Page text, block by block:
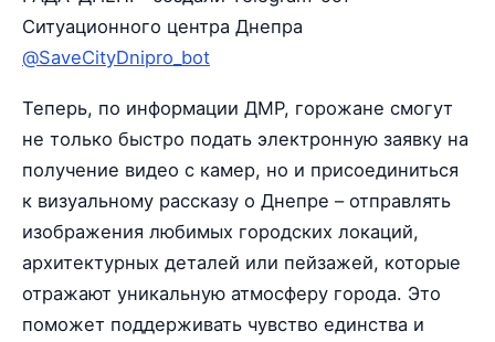
Ситуационного центра Днепра
@SaveCityDnipro_bot
Теперь, по информации ДМР, горожане смогут
не только быстро подать электронную заявку на
получение видео с камер, но и присоединиться
к визуальному рассказу о Днепре – отправлять
изображения любимых городских локаций,
архитектурных деталей или пейзажей, которые
отражают уникальную атмосферу города. Это
поможет поддерживать чувство единства и